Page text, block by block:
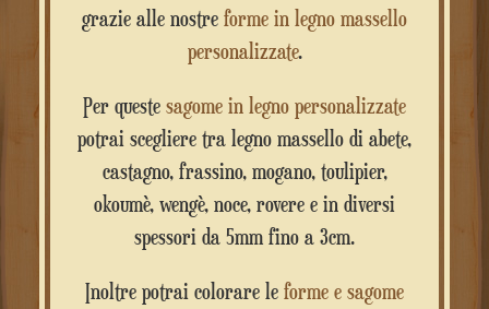
grazie alle nostre forme in legno massello
personalizzate.
Per queste sagome in legno personalizzate
potrai scegliere tra legno massello di abete,
castagno, frassino, mogano, toulipier,
okoumè, wengè, noce, rovere e in diversi
spessori da 5mm fino a 3cm.
Inoltre potrai colorare le forme e sagome